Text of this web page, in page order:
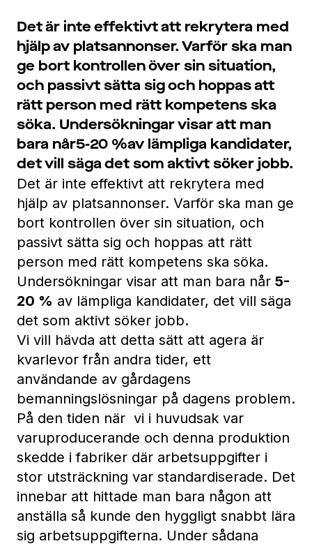
Det är inte effektivt att rekrytera med
hjälp av platsannonser. Varför ska man
ge bort kontrollen över sin situation,
och passivt sätta sig och hoppas att
rätt person med rätt kompetens ska
söka. Undersökningar visar att man
bara når5-20 %av lämpliga kandidater,
det vill säga det som aktivt söker jobb.
Det är inte effektivt att rekrytera med
hjälp av platsannonser. Varför ska man ge
bort kontrollen över sin situation, och
passivt sätta sig och hoppas att rätt
person med rätt kompetens ska söka.
Undersökningar visar att man bara når 5-
20 % av lämpliga kandidater, det vill säga
det som aktivt söker jobb.
Vi vill hävda att detta sätt att agera är
kvarlevor från andra tider, ett
användande av gårdagens
bemanningslösningar på dagens problem.
På den tiden när vi i huvudsak var
varuproducerande och denna produktion
skedde i fabriker där arbetsuppgifter i
stor utsträckning var standardiserade. Det
innebar att hittade man bara någon att
anställa så kunde den hyggligt snabbt lära
sig arbetsuppgifterna. Under sådana